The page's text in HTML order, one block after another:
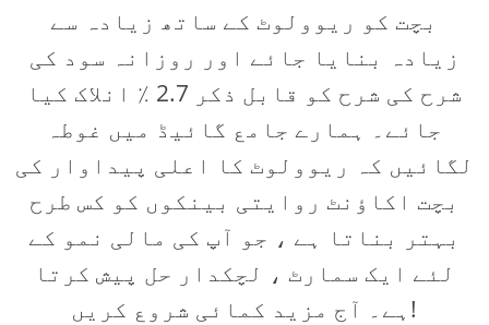
بچت کو ریوولوٹ کے ساتھ زیادہ سے
زیادہ بنایا جائے اور روزانہ سود کی
شرح کی شرح کو قابل ذکر 2.7 ٪ انلاک کیا
جائے۔ ہمارے جامع گائیڈ میں غوطہ
لگائیں کہ ریوولوٹ کا اعلی پیداوار کی
بچت اکاؤنٹ روایتی بینکوں کو کس طرح
بہتر بناتا ہے ، جو آپ کی مالی نمو کے
لئے ایک سمارٹ ، لچکدار حل پیش کرتا
ہے۔ آج مزید کمائی شروع کریں!